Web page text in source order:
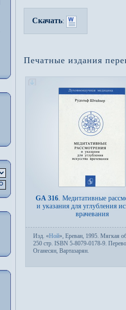
Скачать:
Печатные издания
GA 316. Медитативные
и указания для углубления
врачевания
Изд. «Ной», Ереван, 1995. Мяг­кая
250 стр. ISBN 5-8079-0178-9.
Оганесян Вартазарян